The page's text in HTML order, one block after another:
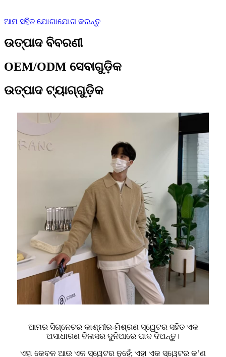
ଆମ ସହିତ ଯୋଗାଯୋଗ କରନ୍ତୁ
ଉତ୍ପାଦ ବିବରଣୀ
OEM/ODM ସେବାଗୁଡ଼ିକ
ଉତ୍ପାଦ ଟ୍ୟାଗ୍‌ଗୁଡ଼ିକ
ଆମର ସିଗ୍ନେଚର କାଶ୍ମୀର-ମିଶ୍ରଣ ସ୍ୱେଟର ସହିତ ଏକ
ଅସାଧାରଣ ବିଳାସର ଦୁନିଆରେ ପାଦ ଦିଅନ୍ତୁ।
ଏହା କେବଳ ଆଉ ଏକ ସ୍ୱେଟର ନୁହେଁ; ଏହା ଏକ ସ୍ୱେଟର କ’ଣ